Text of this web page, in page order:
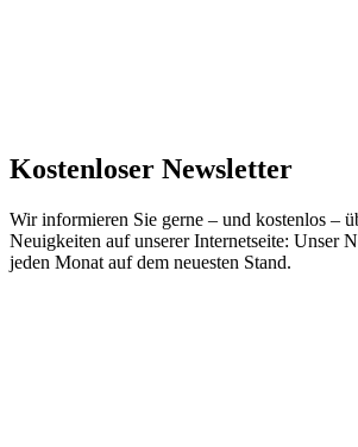
Kostenloser Newsletter
Wir informieren Sie gerne – und kostenlos –
Neuigkeiten auf unserer Internetseite: Unser
jeden Monat auf dem neuesten Stand.